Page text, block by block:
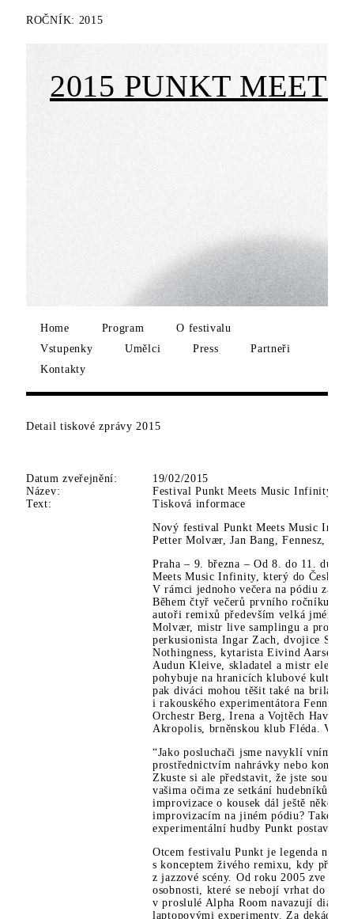
ROČNÍK: 2015
2015 PUNKT
Home Program
O festivalu
Vstupenky
Umělci Press
Partneři
Kontakty
Detail tiskové zprávy 2015
Datum zveřejnění:
19/02/2015
Název:
Festival Punkt Meets Music Infinity
Text:
Tisková informace
Nový festival Punkt Meets Music
Petter Molvær, Jan Bang, Fennesz,
Praha – 9. března – Od 8. do 11.
Meets Music Infinity, který do České
V rámci jednoho večera na pódiu
Během čtyř večerů prvního ročníku se
autoři remixů především velká jména
Molvær, mistr live samplingu a
perkusionista Ingar Zach, dvojice
Nothingness, kytarista Eivind Aarset,
Audun Kleive, skladatel a mistr
pohybuje na hranicích klubové kultury,
pak diváci mohou těšit také na
i rakouského experimentátora
Orchestr Berg, Irena a Vojtěch Havlovi
Akropolis, brněnskou klub Fléda. Více
“Jako posluchači jsme navyklí vnímat
prostřednictvím nahrávky nebo
Zkuste si ale představit, že jste
vašima očima ze setkání hudebníků,”
improvizace o kousek dál ještě někdo
improvizacím na jiném pódiu?
experimentální hudby Punkt
Otcem festivalu Punkt je legenda
s konceptem živého remixu, kdy přímo
z jazzové scény. Od roku 2005 zve do
osobnosti, které se nebojí vrhat do
v proslulé Alpha Room navazují dialog
laptopovými experimenty. Za dekádu